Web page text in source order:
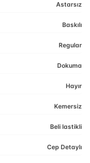
Astarsız
Baskılı
Regular
Dokuma
Hayır
Kemersiz
Beli lastikli
Cep Detaylı